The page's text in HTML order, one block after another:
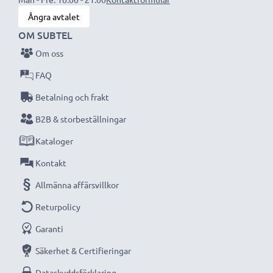
Ångra avtalet
OM SUBTEL
Om oss
FAQ
Betalning och frakt
B2B & storbeställningar
Kataloger
Kontakt
Allmänna affärsvillkor
Returpolicy
Garanti
Säkerhet & Certifieringar